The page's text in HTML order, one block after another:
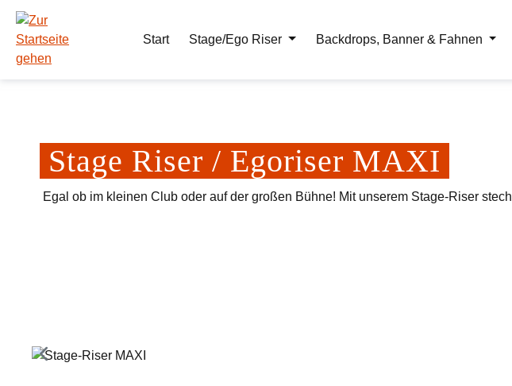
Hauptinhalt springen
Zur Suche springen
Zur Hauptnavigation springen
Start
Stage/Ego Riser Backdrops, Banner & Fahnen
Stage Riser / Egoriser MAXI
Egal ob im kleinen Club oder auf der großen Bühne! Mit unserem Stage-Riser
Bildergalerie überspringen